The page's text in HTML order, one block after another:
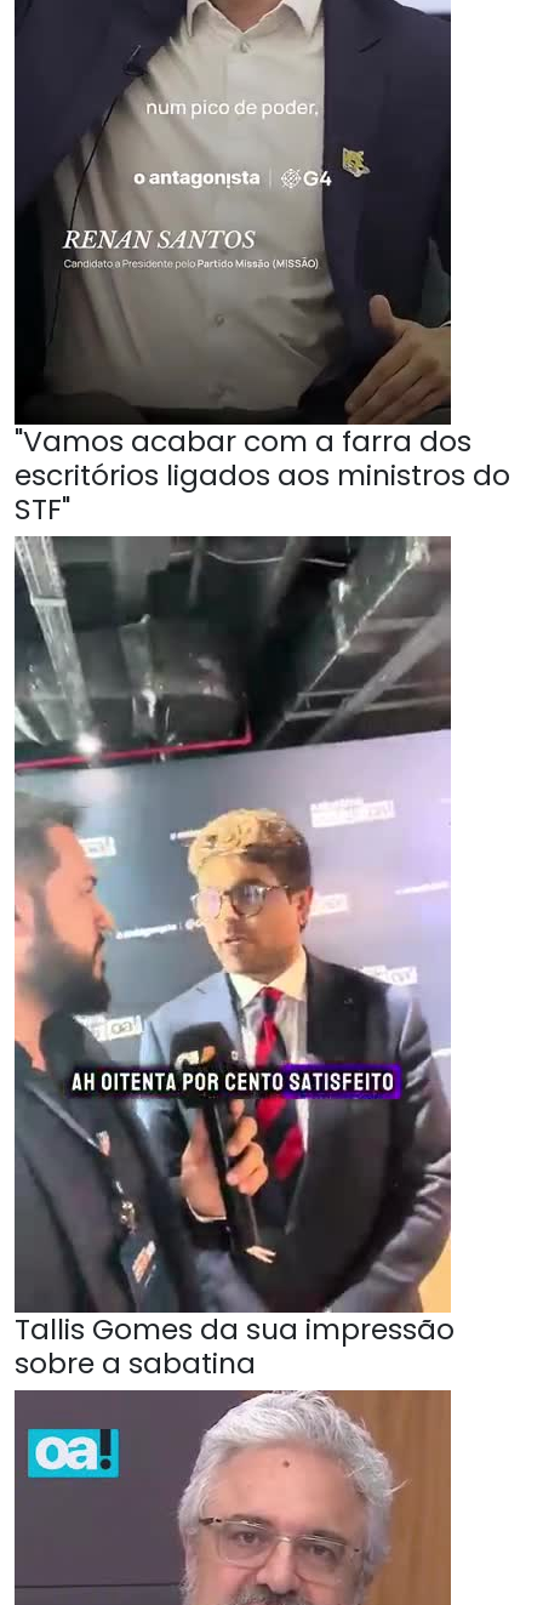
"Vamos acabar com a farra dos
escritórios ligados aos ministros do
STF"
Tallis Gomes da sua impressão
sobre a sabatina